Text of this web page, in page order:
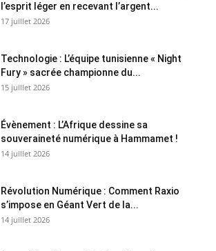
l’esprit léger en recevant l’argent...
17 juillet 2026
Technologie : L’équipe tunisienne « Night
Fury » sacrée championne du...
15 juillet 2026
Évènement : L’Afrique dessine sa
souveraineté numérique à Hammamet !
14 juillet 2026
Révolution Numérique : Comment Raxio
s’impose en Géant Vert de la...
14 juillet 2026